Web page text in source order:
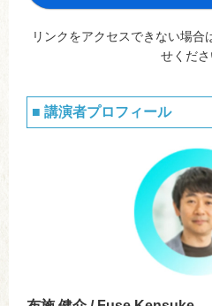
リンクをアクセスできない場合
せくださ
■ 講演者プロフィール